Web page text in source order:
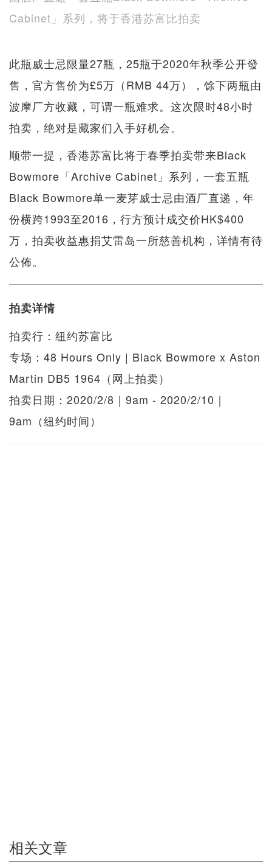
Cabinet」系列，将于香港苏富比拍卖
此瓶威士忌限量27瓶，25瓶于2020年秋季公开發
售，官方售价为£5万（RMB 44万），馀下两瓶由
波摩厂方收藏，可谓一瓶难求。这次限时48小时
拍卖，绝对是藏家们入手好机会。
顺带一提，香港苏富比将于春季拍卖带来Black
Bowmore「Archive Cabinet」系列，一套五瓶
Black Bowmore单一麦芽威士忌由酒厂直递，年
份横跨1993至2016，行方预计成交价HK$400
万，拍卖收益惠捐艾雷岛一所慈善机构，详情有待
公佈。
拍卖详情
拍卖行：纽约苏富比
专场：48 Hours Only | Black Bowmore x Aston
Martin DB5 1964（网上拍卖）
拍卖日期：2020/2/8｜9am - 2020/2/10｜
9am（纽约时间）
相关文章